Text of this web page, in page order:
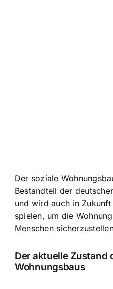
Der soziale
Bestandteil der
und wird auch in
spielen, um die
Menschen
Der aktuelle Zustand
Wohnungsbaus